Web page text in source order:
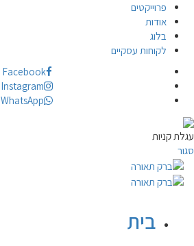
פרוייקטים
אודות
בלוג
לקוחות עסקיים
Facebook
Instagram
WhatsApp
עגלת קניות
סגור
בית